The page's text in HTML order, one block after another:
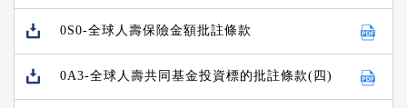
0S0-全球人壽保險金額批註條款
0A3-全球人壽共同基金投資標的批註條款(四)